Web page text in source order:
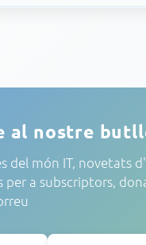
al nostre
del món IT, novetats
per a subscriptors,